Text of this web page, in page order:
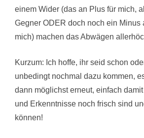
einem Wider (das an Plus für mich,
Gegner ODER doch noch ein Minus
mich) machen das Abwägen
Kurzum: Ich hoffe, ihr seid schon
unbedingt nochmal dazu kommen,
dann möglichst erneut, einfach
und Erkenntnisse noch frisch sind
können!